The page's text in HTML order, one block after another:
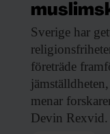
Sverige har
företräde
jämställdheten,
menar
Devin Rexvid.